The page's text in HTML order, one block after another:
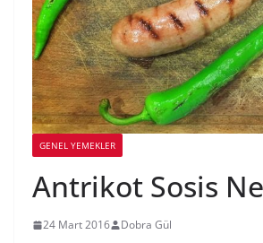
GENEL YEMEKLER
Antrikot Sosis
24 Mart 2016 Dobra Gül